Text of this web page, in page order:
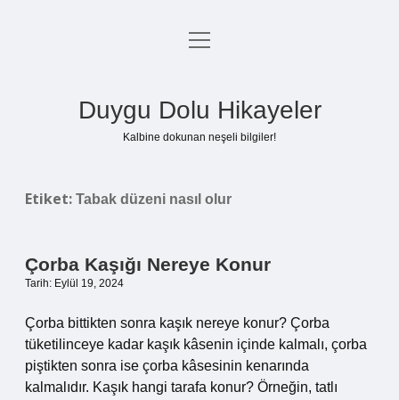
Anasayfa
menüyü
Duygu Dolu Hikayeler
Kalbine dokunan neşeli bilgiler!
Etiket: Tabak düzeni nasıl olur
Çorba Kaşığı Nereye Konur
Tarih: Eylül 19, 2024
Çorba bittikten sonra kaşık nereye konur? Çorba
tüketilinceye kadar kaşık kâsenin içinde kalmalı, çorba
piştikten sonra ise çorba kâsesinin kenarında
kalmalıdır. Kaşık hangi tarafa konur? Örneğin, tatlı